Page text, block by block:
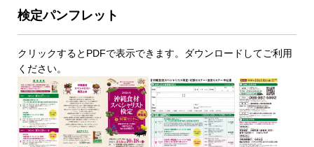
検定パンフレット
クリックするとPDFで表示できます。ダウンロードしてご利用
ください。